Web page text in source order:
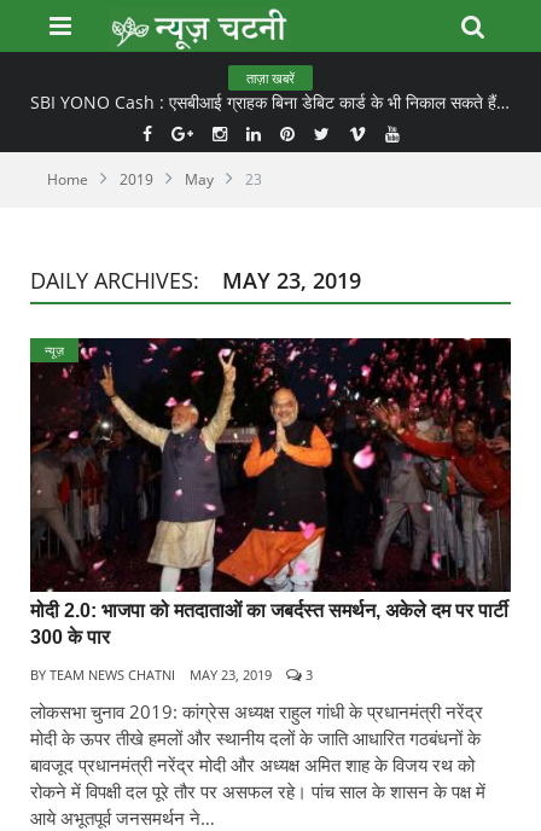
ताज़ा खबरें
SBI YONO Cash : एसबीआई ग्राहक बिना डेबिट कार्ड के भी निकाल सकते हैं ATM से कैश
Home 2019 May 23
DAILY ARCHIVES: MAY 23, 2019
न्यूज़
मोदी 2.0: भाजपा को मतदाताओं का जबर्दस्त समर्थन, अकेले दम पर पार्टी
300 के पार
BY TEAM NEWS CHATNI MAY 23, 2019 3
लोकसभा चुनाव 2019: कांग्रेस अध्यक्ष राहुल गांधी के प्रधानमंत्री नरेंद्र
मोदी के ऊपर तीखे हमलों और स्थानीय दलों के जाति आधारित गठबंधनों के
बावजूद प्रधानमंत्री नरेंद्र मोदी और अध्यक्ष अमित शाह के विजय रथ को
रोकने में विपक्षी दल पूरे तौर पर असफल रहे। पांच साल के शासन के पक्ष में
आये अभूतपूर्व जनसमर्थन ने…